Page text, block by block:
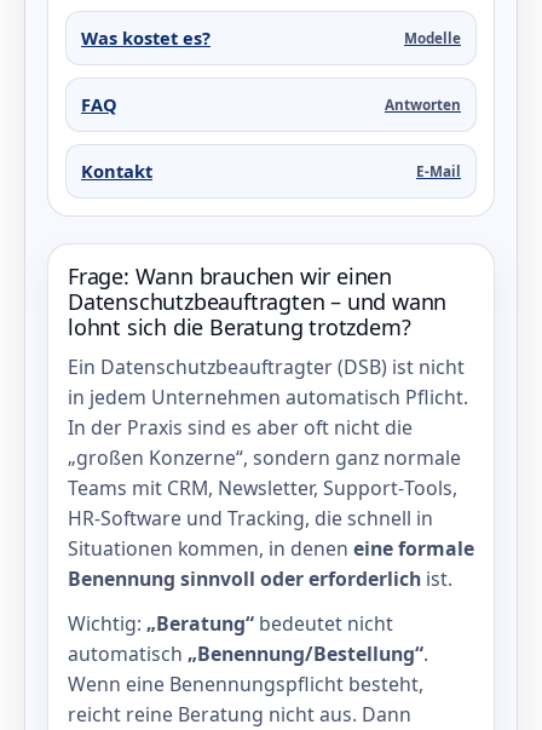
Was kostet es? Modelle
FAQ Antworten
Kontakt E‑Mail
Frage: Wann brauchen wir einen
Datenschutzbeauftragten – und wann
lohnt sich die Beratung trotzdem?
Ein Datenschutzbeauftragter (DSB) ist nicht
in jedem Unternehmen automatisch Pflicht.
In der Praxis sind es aber oft nicht die
„großen Konzerne“, sondern ganz normale
Teams mit CRM, Newsletter, Support‑Tools,
HR‑Software und Tracking, die schnell in
Situationen kommen, in denen eine formale
Benennung sinnvoll oder erforderlich ist.
Wichtig: „Beratung“ bedeutet nicht
automatisch „Benennung/Bestellung“.
Wenn eine Benennungspflicht besteht,
reicht reine Beratung nicht aus. Dann